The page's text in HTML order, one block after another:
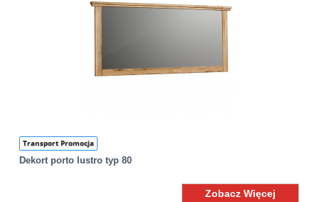
Transport Promocja
Dekort porto lustro typ 80
Zobacz Więcej